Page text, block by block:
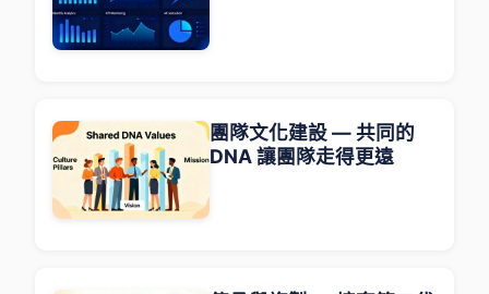
團隊文化建設 — 共同的
DNA 讓團隊走得更遠